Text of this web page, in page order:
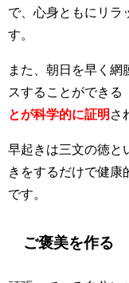
で、心身ともにリラ
す。
また、朝日を早く網
スすることができる
とが科学的に証明 さ
早起きは三文の徳と
きをするだけで健康
です。
ご褒美を作る